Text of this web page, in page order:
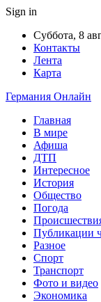
Sign in
Суббота, 8
Контакты
Лента
Карта
Германия Онлайн
Главная
В мире
Афиша
ДТП
Интересное
История
Общество
Погода
Публикации
Разное
Спорт
Транспорт
Фото и видео
Экономика